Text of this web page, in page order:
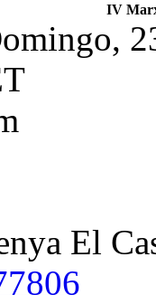
IV
El